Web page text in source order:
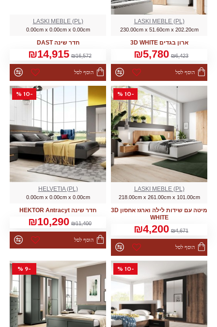
LASKI MEBLE (PL)
230.00cm x 51.60cm x 202.20cm
ארון בגדים 3D WHITE
₪6,423
₪5,780
הוסף לסל
LASKI MEBLE (PL)
0.00cm x 0.00cm x 0.00cm
חדר שינה DAST
₪16,572
₪14,915
הוסף לסל
-10 %
LASKI MEBLE (PL)
218.00cm x 261.00cm x 101.00cm
מיטה עם שידות לילה וארגז אחסון 3D
WHITE
₪4,671
₪4,200
הוסף לסל
-10 %
HELVETIA (PL)
0.00cm x 0.00cm x 0.00cm
חדר שינה HEKTOR Аntracyt
₪11,400
₪10,290
הוסף לסל
-10 %
-9 %